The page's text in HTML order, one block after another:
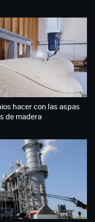
hacer con las aspas
de madera